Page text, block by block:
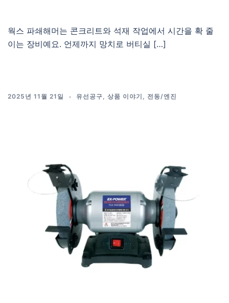
웍스 파쇄해머는 콘크리트와 석재 작업에서 시간을 확 줄
이는 장비예요. 언제까지 망치로 버티실 […]
2025년 11월 21일 유선공구, 상품 이야기 , 전동/엔진